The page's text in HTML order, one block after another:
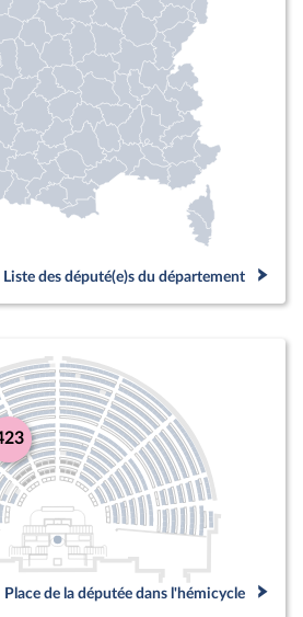
Liste des député(e)s du département
Place de la députée dans l'hémicycle